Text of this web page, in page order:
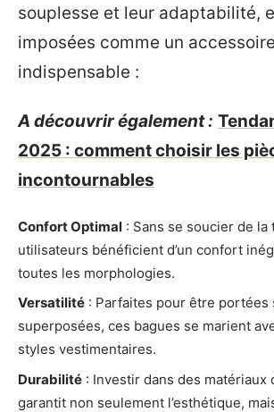
souplesse et leur adaptabilité,
imposées comme un accessoire
indispensable :
A découvrir également :
2025 : comment choisir les
incontournables
Confort Optimal : Sans se soucier de la
utilisateurs bénéficient d’un confort
toutes les morphologies.
Versatilité : Parfaites pour être portées
superposées, ces bagues se marient
styles vestimentaires.
Durabilité : Investir dans des matériaux
garantit non seulement l’esthétique,